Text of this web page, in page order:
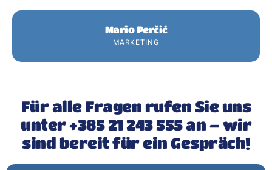
Mario Perčić
MARKETING
Für alle Fragen rufen Sie uns
unter +385 21 243 555 an – wir
sind bereit für ein Gespräch!